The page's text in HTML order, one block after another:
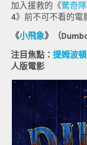
加入援救的《驚奇
4》前不可不看的電
《小飛象》（
注目焦點：提姆波頓
人版電影